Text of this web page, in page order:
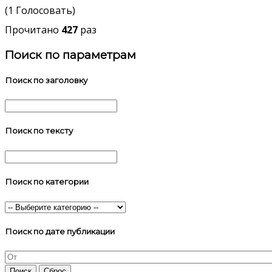
(1 Голосовать)
Прочитано 427 раз
Поиск по параметрам
Поиск по заголовку
Поиск по тексту
Поиск по категории
Поиск по дате публикации